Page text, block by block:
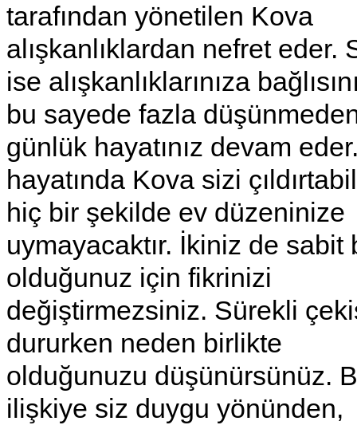
tarafından yönetilen Kova
alışkanlıklardan nefret eder.
ise alışkanlıklarınıza
bu sayede fazla
günlük hayatınız devam
hayatında Kova sizi
hiç bir şekilde ev düzeninize
uymayacaktır. İkiniz de sabit
olduğunuz için fikrinizi
değiştirmezsiniz. Sürekli
dururken neden birlikte
olduğunuzu düşünürsünüz.
ilişkiye siz duygu yönünden,